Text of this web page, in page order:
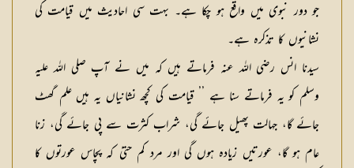
جو دور نبوی میں واقع ہو چکا ہے۔ بہت سی احادیث میں قیامت کی
نشانیوں کا تذکرہ ہے۔
سیدنا انس رضی اللہ عنہ فرماتے ہیں کہ میں نے آپ صلی اللہ علیہ
وسلم کو یہ فرماتے سنا ہے ’’ قیامت کی کچھ نشانیاں یہ ہیں علم گھٹ
جائے گا، جہالت پھیل جائے گی، شراب کثرت سے پی جائے گی، زنا
عام ہو گا، عورتیں زیادہ ہوں گی اور مرد کم حتیٰ کہ پچاس عورتوں کا